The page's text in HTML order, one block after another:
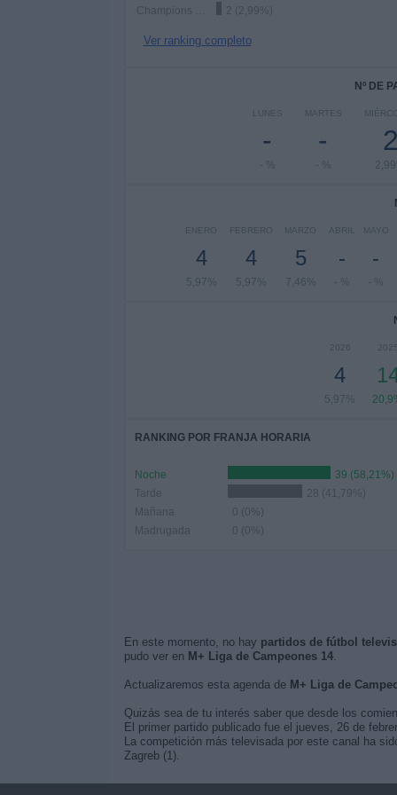
2 (2,99%)
Ver ranking completo
Nº DE
LUNES
-
- %
MARTES
-
- %
2
ENERO
4
5,97%
FEBRERO
4
5,97%
MARZO
5
7,46%
ABRIL
-
- %
MAYO
-
- %
2026
4
5,97%
2025
RANKING POR FRANJA HORARIA
Noche
39 (58,21%)
Tarde
28 (41,79%)
Mañana
0 (0%)
Madrugada
0 (0%)
En este momento, no hay partidos de fútbol
pudo ver en M+ Liga de Campeones 14.
Actualizaremos esta agenda de M+ Liga de
Quizás sea de tu interés saber que desde los
El primer partido publicado fue el jueves, 26 de
La competición más televisada por este canal ha
Zagreb (1).